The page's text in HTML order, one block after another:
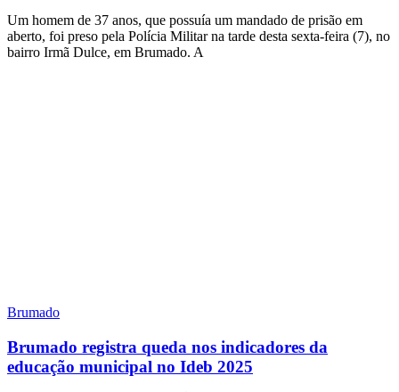
Um homem de 37 anos, que possuía um mandado de prisão em
aberto, foi preso pela Polícia Militar na tarde desta sexta-feira (7), no
bairro Irmã Dulce, em Brumado. A
Brumado
Brumado registra queda nos indicadores da
educação municipal no Ideb 2025